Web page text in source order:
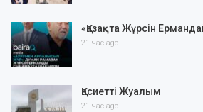
«Қазақта Жүрсін
21 час ago
Қасиетті Жуалым
21 час ago